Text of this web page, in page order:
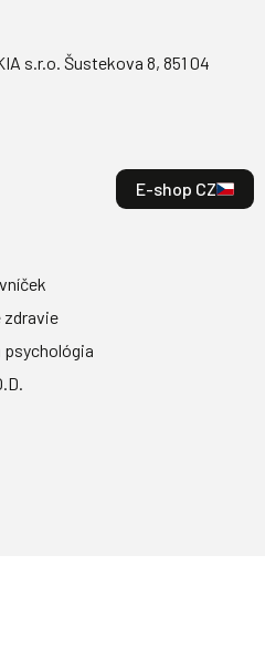
s.r.o. Šustekova 8, 851 04
E-shop CZ
zdravie
psychológia